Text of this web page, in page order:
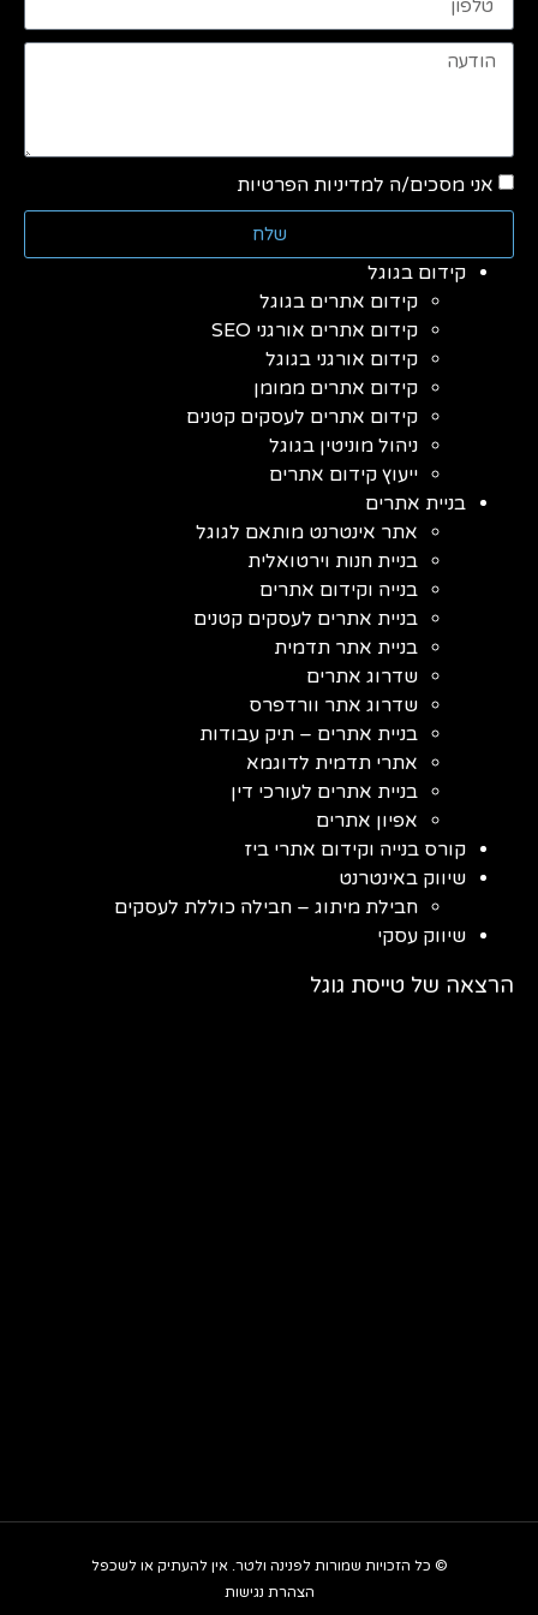
אני מסכים/ה למדיניות הפרטיות
שלח
קידום בגוגל
קידום אתרים בגוגל
קידום אתרים אורגני SEO
קידום אורגני בגוגל
קידום אתרים ממומן
קידום אתרים לעסקים קטנים
ניהול מוניטין בגוגל
ייעוץ קידום אתרים
בניית אתרים
אתר אינטרנט מותאם לגוגל
בניית חנות וירטואלית
בנייה וקידום אתרים
בניית אתרים לעסקים קטנים
בניית אתר תדמית
שדרוג אתרים
שדרוג אתר וורדפרס
בניית אתרים – תיק עבודות
אתרי תדמית לדוגמא
בניית אתרים לעורכי דין
אפיון אתרים
קורס בנייה וקידום אתרי ביז
שיווק באינטרנט
חבילת מיתוג – חבילה כוללת לעסקים
שיווק עסקי
הרצאה של טייסת גוגל
© כל הזכויות שמורות לפנינה ולטר. אין להעתיק או לשכפל
הצהרת נגישות